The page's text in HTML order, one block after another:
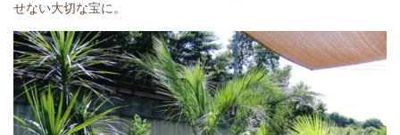
せない大切な宝に。